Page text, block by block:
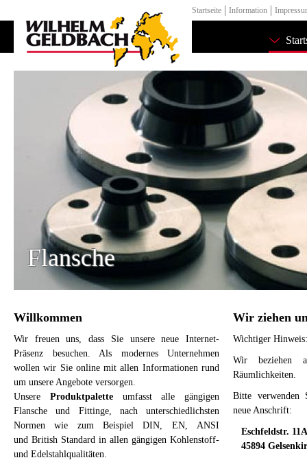
Startseite Information
Flansche
Willkommen
Wir freuen uns, dass Sie unsere neue Internet-
Präsenz besuchen. Als modernes Unternehmen
wollen wir Sie online mit allen Informationen rund
um unsere Angebote versorgen.
Unsere Produktpaletteumfasst alle gängigen
Flansche und Fittinge, nach unterschiedlichsten
Normen wie zum Beispiel DIN, EN, ANSI
und British Standard in allen gängigen Kohlenstoff-
und Edelstahlqualitäten.
Wir ziehen
Wichtiger Hinweis:
Wir beziehen
Räumlichkeiten.
Bitte verwenden
neue Anschrift:
Eschfeldstr. 11A
45894